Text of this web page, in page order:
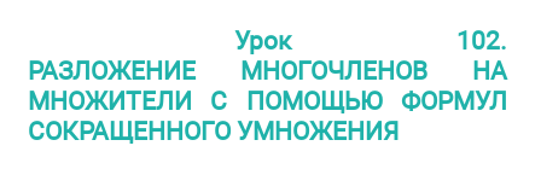
Урок 102.
РАЗЛОЖЕНИЕ МНОГОЧЛЕНОВ НА
МНОЖИТЕЛИ С ПОМОЩЬЮ ФОРМУЛ
СОКРАЩЕННОГО УМНОЖЕНИЯ